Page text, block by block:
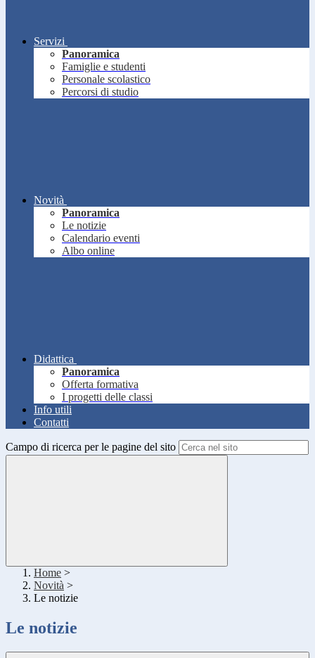
Servizi
Panoramica
Famiglie e studenti
Personale scolastico
Percorsi di studio
Novità
Panoramica
Le notizie
Calendario eventi
Albo online
Didattica
Panoramica
Offerta formativa
I progetti delle classi
Info utili
Contatti
Campo di ricerca per le pagine del sito
Home >
Novità >
Le notizie
Le notizie